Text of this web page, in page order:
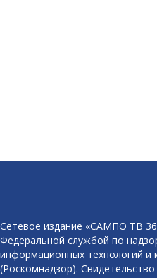
Сетевое издание «САМПО ТВ
Федеральной службой по
информационных технологий и
(Роскомнадзор).